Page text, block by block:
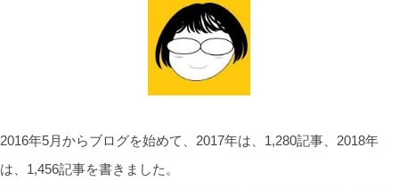
2016年5月からブログを始めて、2017年は、1,280記事、2018年
は、1,456記事を書きました。